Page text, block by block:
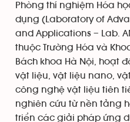
Phòng thí nghiệm Hóa
dụng (Laboratory of
and Applications – Lab.
thuộc Trường Hóa và
Bách khoa Hà Nội, hoạt
vật liệu, vật liệu nano,
công nghệ vật liệu tiên
nghiên cứu từ nền tảng
triển các giải pháp ứng